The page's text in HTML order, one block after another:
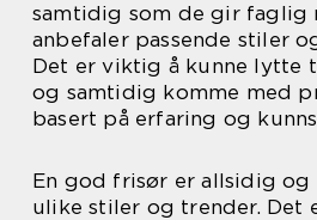
samtidig som de gir faglig
anbefaler passende stiler
Det er viktig å kunne lytte
og samtidig komme med
basert på erfaring og
En god frisør er allsidig og
ulike stiler og trender. Det